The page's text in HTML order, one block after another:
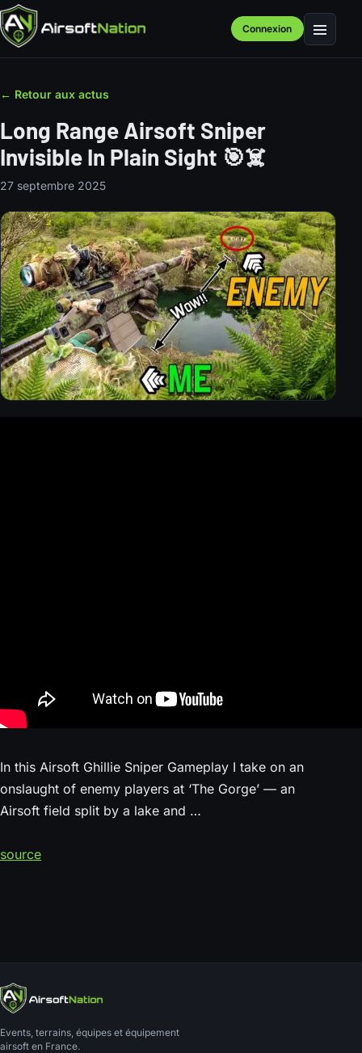
Connexion Menu
← Retour aux actus
Long Range Airsoft Sniper
Invisible In Plain Sight 🎯☠️
27 septembre 2025
In this Airsoft Ghillie Sniper Gameplay I take on an
onslaught of enemy players at ‘The Gorge’ — an
Airsoft field split by a lake and …
source
Events, terrains, équipes et équipement
airsoft en France.